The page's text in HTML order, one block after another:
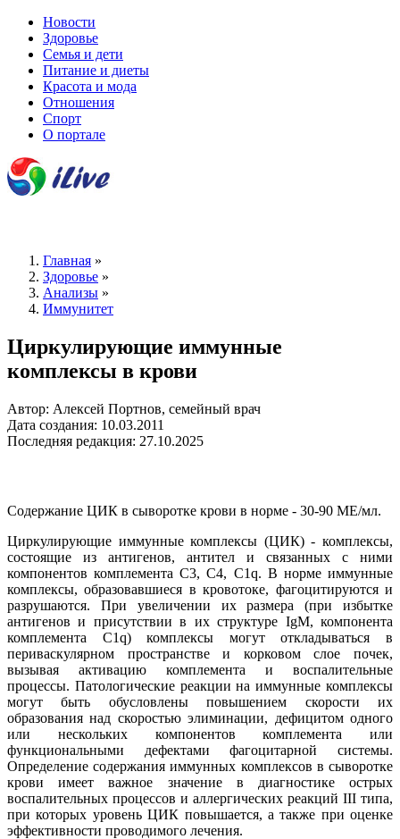
Новости
Здоровье
Семья и дети
Питание и диеты
Красота и мода
Отношения
Спорт
О портале
Главная »
Здоровье »
Анализы »
Иммунитет
Циркулирующие иммунные
комплексы в крови
Автор: Алексей Портнов, семейный врач
Дата создания: 10.03.2011
Последняя редакция: 27.10.2025
Содержание ЦИК в сыворотке крови в норме - 30-90 МЕ/мл.
Циркулирующие иммунные комплексы (ЦИК) - комплексы,
состоящие из антигенов, антител и связанных с ними
компонентов комплемента С3, С4, С1q. В норме иммунные
комплексы, образовавшиеся в кровотоке, фагоцитируются и
разрушаются. При увеличении их размера (при избытке
антигенов и присутствии в их структуре IgM, компонента
комплемента C1q) комплексы могут откладываться в
периваскулярном пространстве и корковом слое почек,
вызывая активацию комплемента и воспалительные
процессы. Патологические реакции на иммунные комплексы
могут быть обусловлены повышением скорости их
образования над скоростью элиминации, дефицитом одного
или нескольких компонентов комплемента или
функциональными дефектами фагоцитарной системы.
Определение содержания иммунных комплексов в сыворотке
крови имеет важное значение в диагностике острых
воспалительных процессов и аллергических реакций III типа,
при которых уровень ЦИК повышается, а также при оценке
эффективности проводимого лечения.